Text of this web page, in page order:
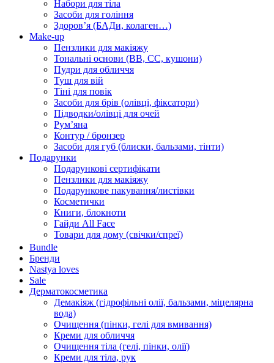
Набори для тіла
Засоби для гоління
Здоровʼя (БАДи, колаген…)
Make-up
Пензлики для макіяжу
Тональні основи (BB, CC, кушони)
Пудри для обличчя
Туш для вій
Тіні для повік
Засоби для брів (олівці, фіксатори)
Підводки/олівці для очей
Румʼяна
Контур / бронзер
Засоби для губ (блиски, бальзами, тінти)
Подарунки
Подарункові сертифікати
Пензлики для макіяжу
Подарункове пакування/листівки
Косметички
Книги, блокноти
Гайди All Face
Товари для дому (свічки/спреї)
Bundle
Бренди
Nastya loves
Sale
Дерматокосметика
Демакіяж (гідрофільні олії, бальзами, міцелярна
вода)
Очищення (пінки, гелі для вмивання)
Креми для обличчя
Очищення тіла (гелі, пінки, олії)
Креми для тіла, рук